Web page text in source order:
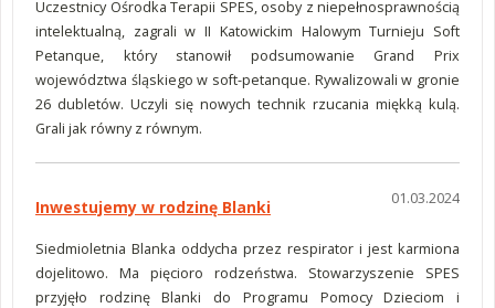
Uczestnicy Ośrodka Terapii SPES, osoby z niepełnosprawnością
intelektualną, zagrali w II Katowickim Halowym Turnieju Soft
Petanque, który stanowił podsumowanie Grand Prix
województwa śląskiego w soft-petanque. Rywalizowali w gronie
26 dubletów. Uczyli się nowych technik rzucania miękką kulą.
Grali jak równy z równym.
01.03.2024
Inwestujemy w rodzinę Blanki
Siedmioletnia Blanka oddycha przez respirator i jest karmiona
dojelitowo. Ma pięcioro rodzeństwa. Stowarzyszenie SPES
przyjęło rodzinę Blanki do Programu Pomocy Dzieciom i